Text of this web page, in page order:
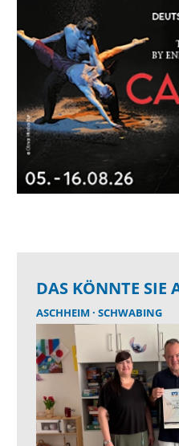
DAS KÖNNTE SIE
ASCHHEIM SCHWABING